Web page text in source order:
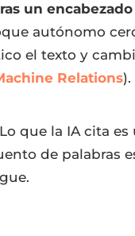
un
autónomo
el texto y
Relations).
que la IA cita
de palabras